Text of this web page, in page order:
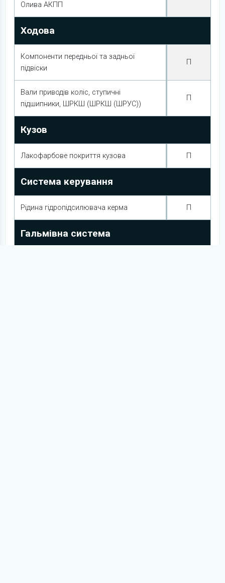
Олива АКПП
Ходова
Компоненти передньої та задньої
підвіски
П
Вали приводів коліс, ступичні
підшипники, ШРКШ (ШРКШ (ШРУС))
П
Кузов
Лакофарбове покриття кузова П
Система керування
Рідина гідропідсилювача керма П
Гальмівна система